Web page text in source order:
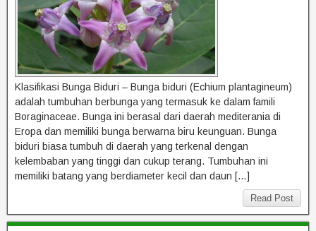
Klasifikasi Bunga Biduri – Bunga biduri (Echium plantagineum)
adalah tumbuhan berbunga yang termasuk ke dalam famili
Boraginaceae. Bunga ini berasal dari daerah mediterania di
Eropa dan memiliki bunga berwarna biru keunguan. Bunga
biduri biasa tumbuh di daerah yang terkenal dengan
kelembaban yang tinggi dan cukup terang. Tumbuhan ini
memiliki batang yang berdiameter kecil dan daun […]
Read Post